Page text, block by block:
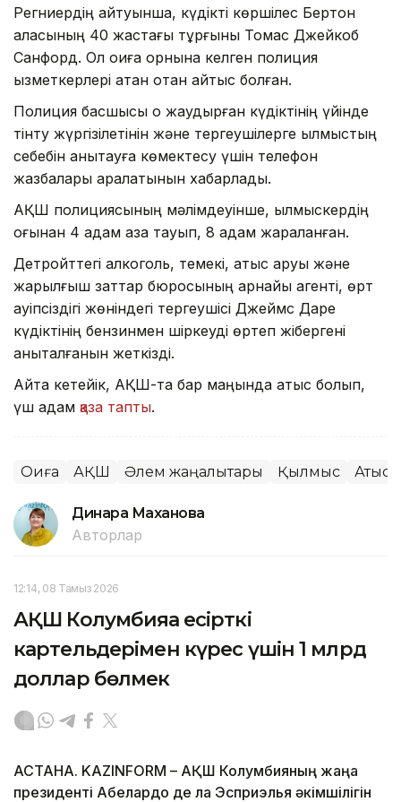
Регниердің айтуынша, күдікті көршілес Бертон
қаласының 40 жастағы тұрғыны Томас Джейкоб
Санфорд. Ол оқиға орнына келген полиция
қызметкерлері атқан оқтан қайтыс болған.
Полиция басшысы оқ жаудырған күдіктінің үйінде
тінту жүргізілетінін және тергеушілерге қылмыстың
себебін анықтауға көмектесу үшін телефон
жазбалары қаралатынын хабарлады.
АҚШ полициясының мәлімдеуінше, қылмыскердің
оғынан 4 адам қаза тауып, 8 адам жараланған.
Детройттегі алкоголь, темекі, атыс қаруы және
жарылғыш заттар бюросының арнайы агенті, өрт
қауіпсіздігі жөніндегі тергеушісі Джеймс Даре
күдіктінің бензинмен шіркеуді өртеп жібергені
анықталғанын жеткізді.
Айта кетейік, АҚШ-та бар маңында атыс болып,
үш адам қаза тапты.
Оқиға АҚШ Әлем жаңалықтары Қылмыс Атыс
Динара Маханова
Авторлар
12:14, 08 Тамыз 2026
АҚШ Колумбияға есірткі
картельдерімен күрес үшін 1 млрд
доллар бөлмек
АСТАНА. KAZINFORM – АҚШ Колумбияның жаңа
президенті Абелардо де ла Эсприэлья әкімшілігін